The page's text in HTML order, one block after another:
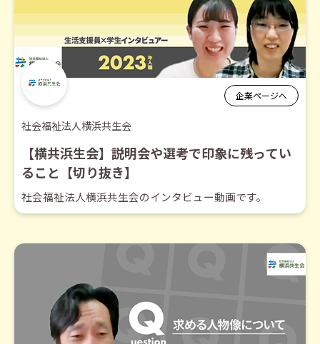
企業ページへ
社会福祉法人横浜共生会
【横共浜生会】説明会や選考で印象に残ってい
ること【切り抜き】
社会福祉法人横浜共生会のインタビュー動画です。